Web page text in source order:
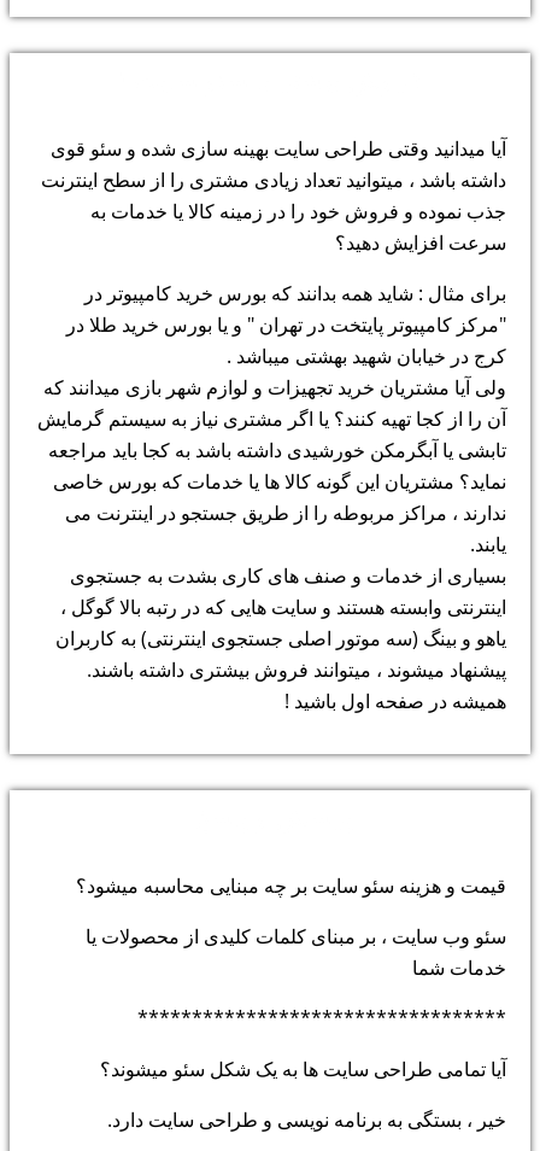
آیا میدانید وقتی طراحی سایت بهینه سازی شده و سئو قوی
داشته باشد ، میتوانید تعداد زیادی مشتری را از سطح اینترنت
جذب نموده و فروش خود را در زمینه کالا یا خدمات به
سرعت افزایش دهید؟
برای مثال : شاید همه بدانند که بورس خرید کامپیوتر در
"مرکز کامپیوتر پایتخت در تهران " و یا بورس خرید طلا در
کرج در خیابان شهید بهشتی میباشد .
ولی آیا مشتریان خرید تجهیزات و لوازم شهر بازی میدانند که
آن را از کجا تهیه کنند؟ یا اگر مشتری نیاز به سیستم گرمایش
تابشی یا آبگرمکن خورشیدی داشته باشد به کجا باید مراجعه
نماید؟ مشتریان این گونه کالا ها یا خدمات که بورس خاصی
ندارند ، مراکز مربوطه را از طریق جستجو در اینترنت می
یابند.
بسیاری از خدمات و صنف های کاری بشدت به جستجوی
اینترنتی وابسته هستند و سایت هایی که در رتبه بالا گوگل ،
یاهو و بینگ (سه موتور اصلی جستجوی اینترنتی) به کاربران
پیشنهاد میشوند ، میتوانند فروش بیشتری داشته باشند.
همیشه در صفحه اول باشید !
قیمت و هزینه سئو سایت بر چه مبنایی محاسبه میشود؟
سئو وب سایت ، بر مبنای کلمات کلیدی از محصولات یا
خدمات شما
**********************************
آیا تمامی طراحی سایت ها به یک شکل سئو میشوند؟
خیر ، بستگی به برنامه نویسی و طراحی سایت دارد.